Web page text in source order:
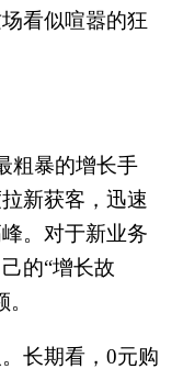
看似喧嚣的狂
粗暴的增长手
新获客，迅速
。对于新业务
的“增长故
长期看，0元购